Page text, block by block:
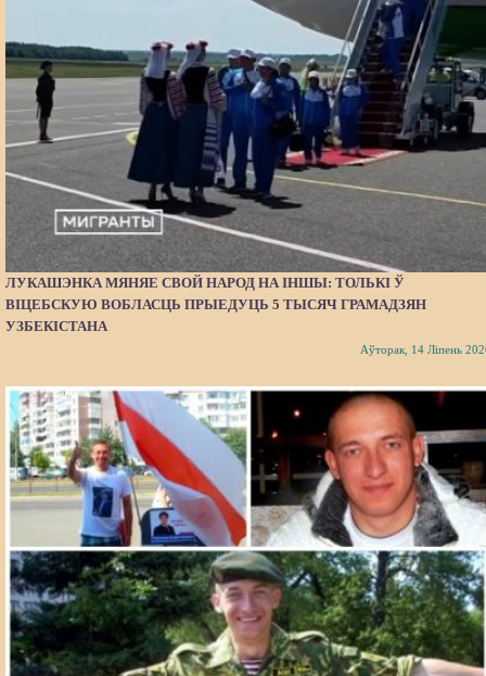
ЛУКАШЭНКА МЯНЯЕ СВОЙ НАРОД НА ІНШЫ: ТОЛЬКІ Ў
ВІЦЕБСКУЮ ВОБЛАСЦЬ ПРЫЕДУЦЬ 5 ТЫСЯЧ ГРАМАДЗЯН
УЗБЕКІСТАНА
Аўторак, 14 Ліпень